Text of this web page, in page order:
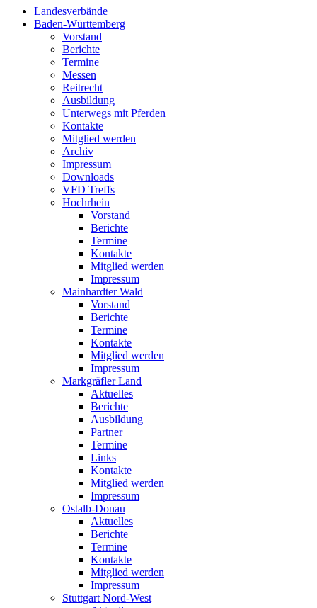
Landesverbände
Baden-Württemberg
Vorstand
Berichte
Termine
Messen
Reitrecht
Ausbildung
Unterwegs mit Pferden
Kontakte
Mitglied werden
Archiv
Impressum
Downloads
VFD Treffs
Hochrhein
Vorstand
Berichte
Termine
Kontakte
Mitglied werden
Impressum
Mainhardter Wald
Vorstand
Berichte
Termine
Kontakte
Mitglied werden
Impressum
Markgräfler Land
Aktuelles
Berichte
Ausbildung
Partner
Termine
Links
Kontakte
Mitglied werden
Impressum
Ostalb-Donau
Aktuelles
Berichte
Termine
Kontakte
Mitglied werden
Impressum
Stuttgart Nord-West